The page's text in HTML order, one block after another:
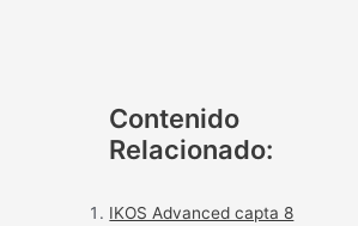
Contenido
Relacionado:
IKOS Advanced capta 8